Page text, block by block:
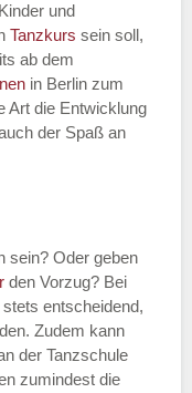
und
Tanzkurs sein soll,
ab dem
in Berlin zum
Art die Entwicklung
der Spaß an
sein? Oder geben
den Vorzug? Bei
entscheidend,
Zudem kann
der Tanzschule
zumindest die